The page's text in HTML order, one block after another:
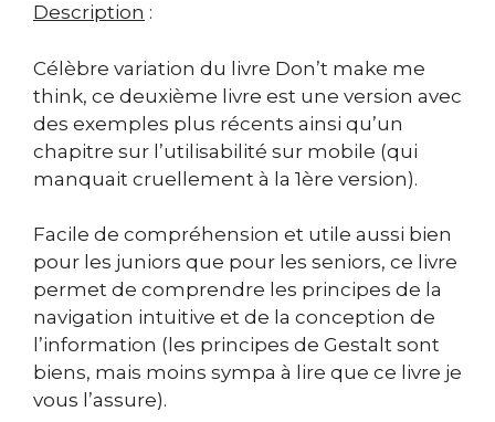
Description :
Célèbre variation du livre Don’t make me
think, ce deuxième livre est une version avec
des exemples plus récents ainsi qu’un
chapitre sur l’utilisabilité sur mobile (qui
manquait cruellement à la 1ère version).
Facile de compréhension et utile aussi bien
pour les juniors que pour les seniors, ce livre
permet de comprendre les principes de la
navigation intuitive et de la conception de
l’information (les principes de Gestalt sont
biens, mais moins sympa à lire que ce livre je
vous l’assure).